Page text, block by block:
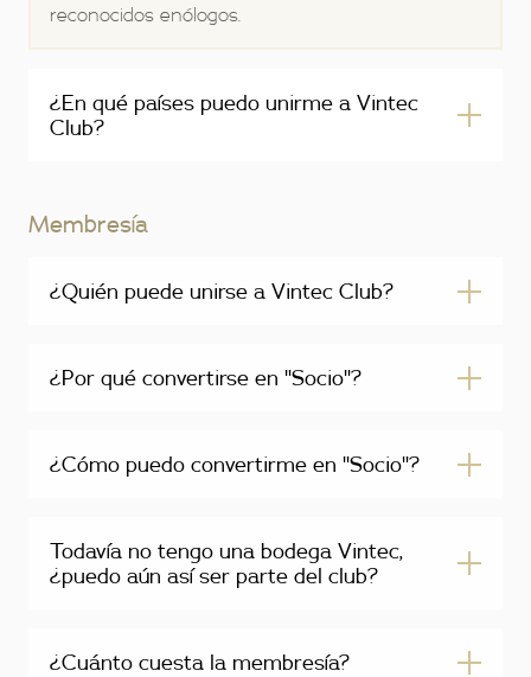
reconocidos enólogos.
¿En qué países puedo unirme a Vintec
Club?
Membresía
¿Quién puede unirse a Vintec Club?
¿Por qué convertirse en "Socio"?
¿Cómo puedo convertirme en "Socio"?
Todavía no tengo una bodega Vintec,
¿puedo aún así ser parte del club?
¿Cuánto cuesta la membresía?